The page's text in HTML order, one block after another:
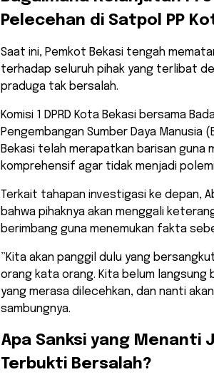
Pelecehan di Satpol PP
​Saat ini, Pemkot Bekasi tengah
terhadap seluruh pihak yang terlibat
praduga tak bersalah.
Komisi 1 DPRD Kota Bekasi bersama
Pengembangan Sumber Daya Manusia
Bekasi telah merapatkan barisan guna
komprehensif agar tidak menjadi
​Terkait tahapan investigasi ke depan,
bahwa pihaknya akan menggali
berimbang guna menemukan fakta
​”Kita akan panggil dulu yang
orang kata orang. Kita belum
yang merasa dilecehkan, dan nanti
sambungnya.
​Apa Sanksi yang Menanti
Terbukti Bersalah?